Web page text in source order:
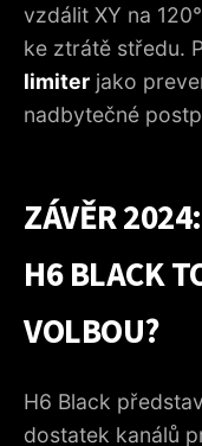
vzdálit XY na
ke ztrátě středu.
limiter jako
nadbytečné
ZÁVĚR
H6 BLACK
VOLBOU?
H6 Black
dostatek kanálů